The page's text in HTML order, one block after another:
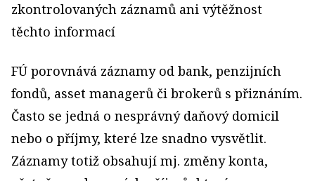
zkontrolovaných záznamů ani výtěžnost
těchto informací
FÚ porovnává záznamy od bank, penzijních
fondů, asset managerů či brokerů s přiznáním.
Často se jedná o nesprávný daňový domicil
nebo o příjmy, které lze snadno vysvětlit.
Záznamy totiž obsahují mj. změny konta,